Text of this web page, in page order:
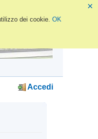
×
dei cookie. OK
Accedi